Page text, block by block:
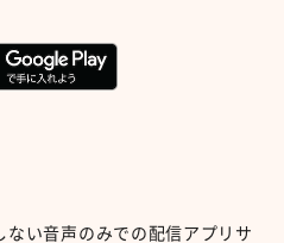
ない音声のみでの配信アプリサ